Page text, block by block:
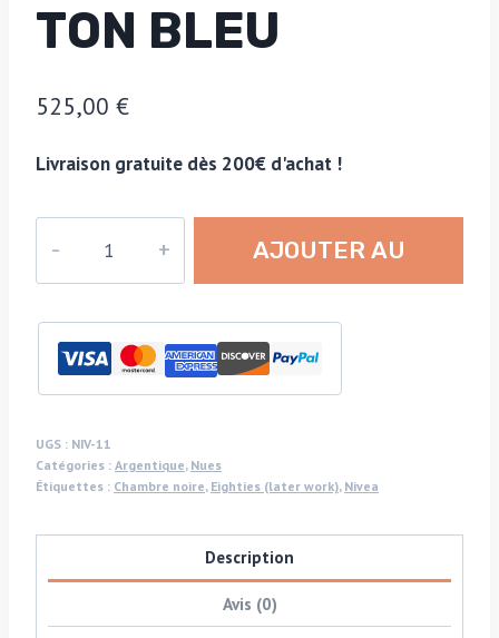
TON BLEU
525,00 €
Livraison gratuite dès 200€ d'achat !
Nivea,
campagne
publicitaire
maintenant
des
pots,
pas
inspiré
Ray,
AJOUTER AU
PANIER
UGS : NIV-11
Catégories : Argentique, Nues
Étiquettes : Chambre noire, Eighties (later work), Nivea
Description
Avis (0)